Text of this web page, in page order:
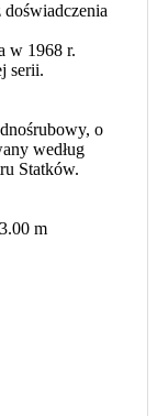
doświadczenia
w 1968 r.
serii.
o
według
Statków.
m